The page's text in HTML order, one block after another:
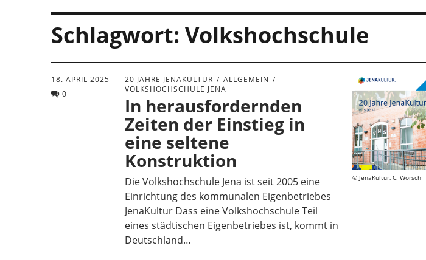
Schlagwort: Volkshochschule
JenaKultur, C. Worsch
18. APRIL 2025
0
20 JAHRE JENAKULTUR
ALLGEMEIN
VOLKSHOCHSCHULE JENA
In herausfordernden
Zeiten der Einstieg in
eine seltene
Konstruktion
Die Volkshochschule Jena ist seit 2005 eine
Einrichtung des kommunalen Eigenbetriebes
JenaKultur Dass eine Volkshochschule Teil
eines städtischen Eigenbetriebes ist, kommt in
Deutschland…